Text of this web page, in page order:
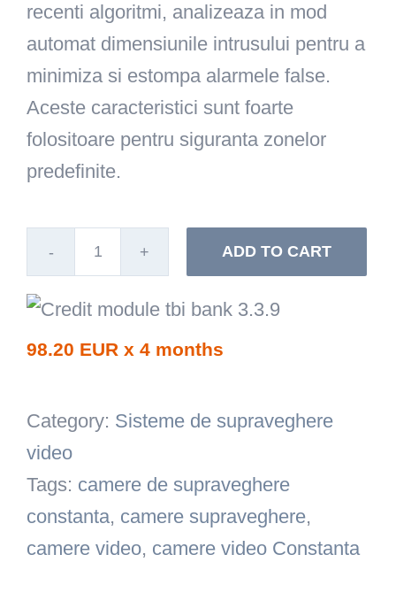
recenti algoritmi, analizeaza in mod
automat dimensiunile intrusului pentru a
minimiza si estompa alarmele false.
Aceste caracteristici sunt foarte
folositoare pentru siguranta zonelor
predefinite.
bullet
2MP,
2.8mm,
30m,
PoE,
Hikvision
ADD TO CART
98.20 EUR x 4 months
Category: Sisteme de supraveghere
video
Tags: camere de supraveghere
constanta, camere supraveghere,
camere video, camere video Constanta